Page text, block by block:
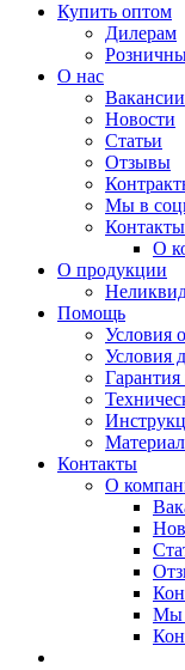
Купить оптом
Дилерам
О нас
Вакансии
Новости
Статьи
Отзывы
Мы в
Контакты
О
О продукции
Помощь
Условия
Условия
Гарантия
Контакты
О
Мы